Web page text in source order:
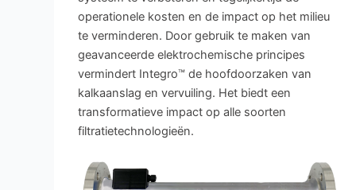
operationele kosten en de impact op het milieu
te verminderen. Door gebruik te maken van
geavanceerde elektrochemische principes
vermindert Integro™ de hoofdoorzaken van
kalkaanslag en vervuiling. Het biedt een
transformatieve impact op alle soorten
filtratietechnologieën.